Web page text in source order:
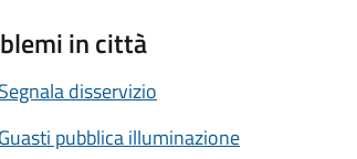
in città
disservizio
pubblica illuminazione